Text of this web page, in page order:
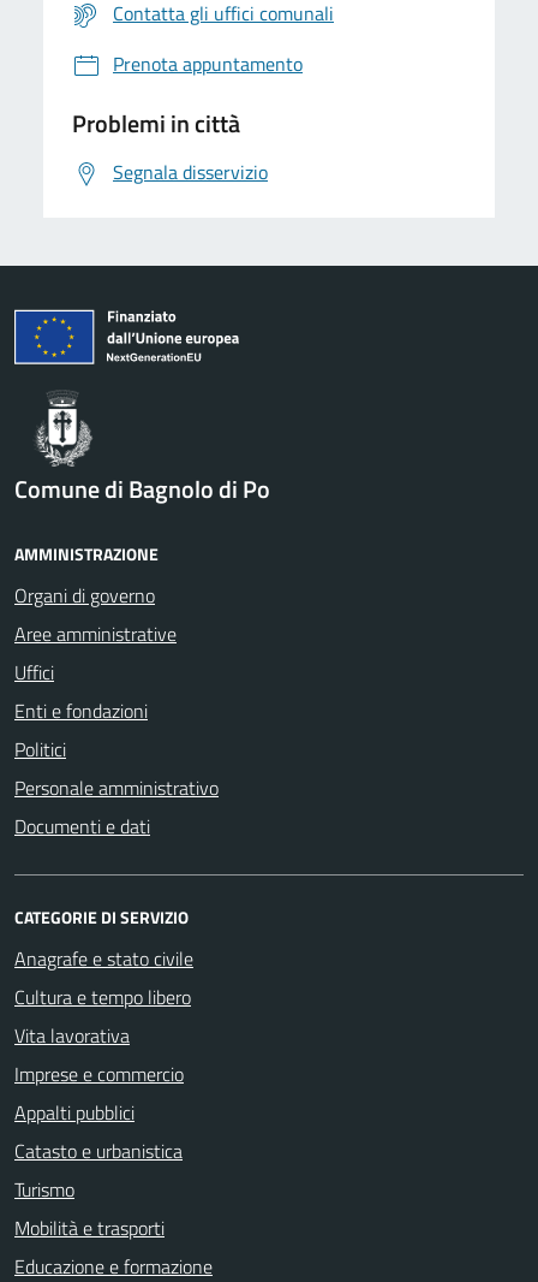
Contatta gli uffici comunali
Prenota appuntamento
Problemi in città
Segnala disservizio
Comune di Bagnolo di Po
AMMINISTRAZIONE
Organi di governo
Aree amministrative
Uffici
Enti e fondazioni
Politici
Personale amministrativo
Documenti e dati
CATEGORIE DI SERVIZIO
Anagrafe e stato civile
Cultura e tempo libero
Vita lavorativa
Imprese e commercio
Appalti pubblici
Catasto e urbanistica
Turismo
Mobilità e trasporti
Educazione e formazione